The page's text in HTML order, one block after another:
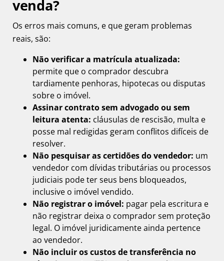
venda?
Os erros mais comuns, e que geram problemas
reais, são:
Não verificar a matrícula atualizada:
permite que o comprador descubra
tardiamente penhoras, hipotecas ou disputas
sobre o imóvel.
Assinar contrato sem advogado ou sem
leitura atenta: cláusulas de rescisão, multa e
posse mal redigidas geram conflitos difíceis de
resolver.
Não pesquisar as certidões do vendedor: um
vendedor com dívidas tributárias ou processos
judiciais pode ter seus bens bloqueados,
inclusive o imóvel vendido.
Não registrar o imóvel: pagar pela escritura e
não registrar deixa o comprador sem proteção
legal. O imóvel juridicamente ainda pertence
ao vendedor.
Não incluir os custos de transferência no